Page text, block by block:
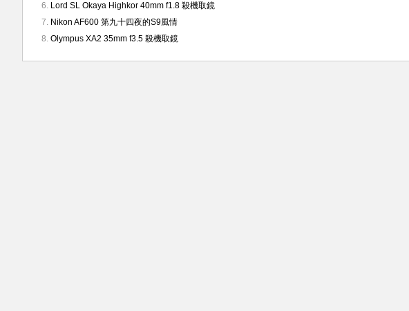
Lord SL Okaya Highkor 40mm f1.8 殺機取鏡
Nikon AF600 第九十四夜的S9風情
Olympus XA2 35mm f3.5 殺機取鏡